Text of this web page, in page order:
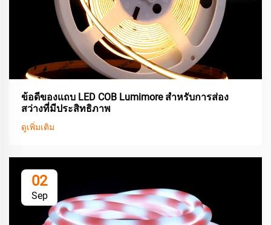
ข้อดีของแถบ LED COB Lumimore สำหรับการส่อง
สว่างที่มีประสิทธิภาพ
ดูเพิ่มเติม
02
Sep